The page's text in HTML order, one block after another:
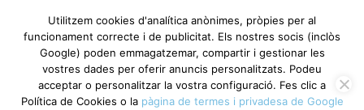
Utilitzem cookies d'analítica anònimes, pròpies per al
funcionament correcte i de publicitat. Els nostres socis (inclòs
Google) poden emmagatzemar, compartir i gestionar les
vostres dades per oferir anuncis personalitzats. Podeu
acceptar o personalitzar la vostra configuració. Fes clic a
Política de Cookies o la pàgina de termes i privadesa de Google